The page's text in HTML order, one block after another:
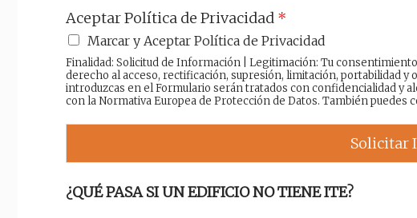
Aceptar Política de Privacidad *
Marcar y Aceptar Política de Privacidad
Finalidad: Solicitud de Información | Legitimación: Tu
derecho al acceso, rectificación, supresión, limitación, portabilidad
introduzcas en el Formulario serán tratados con confidencialidad y
con la Normativa Europea de Protección de Datos. También puedes
Solicitar
¿QUÉ PASA SI UN EDIFICIO NO TIENE ITE?